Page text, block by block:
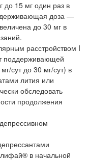
до 15 мг один раз в
доза —
до 30 мг в
расстройством I
поддерживающей
сут до 30 мг/сут) в
лития или
обследовать
продолжения
в начальной